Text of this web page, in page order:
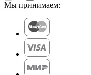
Мы принимаем: